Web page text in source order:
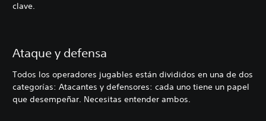
clave.
Ataque y defensa
Todos los operadores jugables están divididos en una de dos
categorías: Atacantes y defensores: cada uno tiene un papel
que desempeñar. Necesitas entender ambos.